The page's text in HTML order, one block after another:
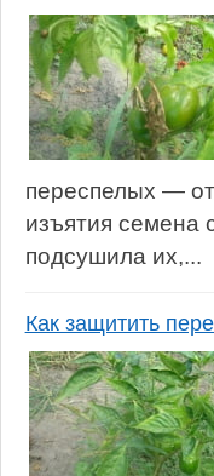
переспелых —
изъятия семена
подсушила их,...
Как защитить